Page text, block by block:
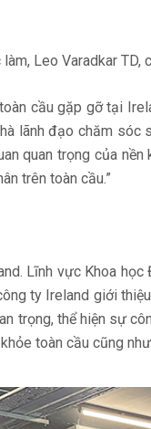
Leo Varadkar TD,
cầu gặp gỡ tại
lãnh đạo chăm
quan trọng của
trên toàn cầu.”
Lĩnh vực Khoa
ty Ireland giới
trọng, thể hiện sự
toàn cầu cũng